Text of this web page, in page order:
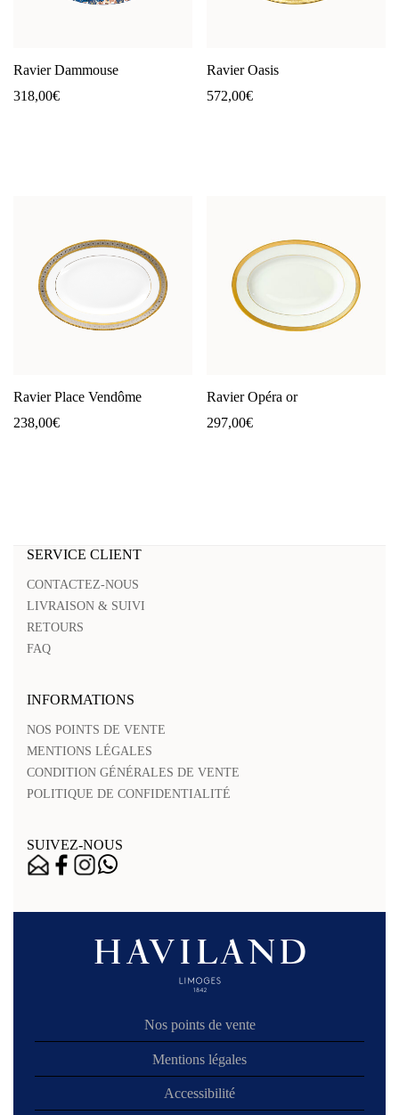
Ravier Dammouse
318,00€
Ravier Oasis
572,00€
Ravier Place Vendôme
238,00€
Ravier Opéra or
297,00€
SERVICE CLIENT
CONTACTEZ-NOUS
LIVRAISON & SUIVI
RETOURS
FAQ
INFORMATIONS
NOS POINTS DE VENTE
MENTIONS LÉGALES
CONDITION GÉNÉRALES DE VENTE
POLITIQUE DE CONFIDENTIALITÉ
SUIVEZ-NOUS
Nos points de vente
Mentions légales
Accessibilité